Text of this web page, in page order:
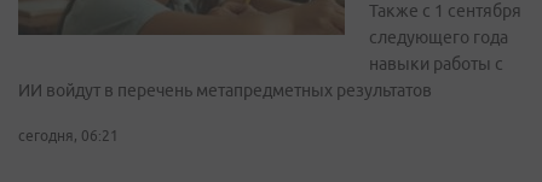
Также с 1 сентября
следующего года
навыки работы с
ИИ войдут в перечень метапредметных результатов
сегодня, 06:21